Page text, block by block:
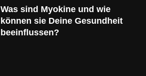
Was sind Myokine und wie
können sie Deine Gesundheit
beeinflussen?